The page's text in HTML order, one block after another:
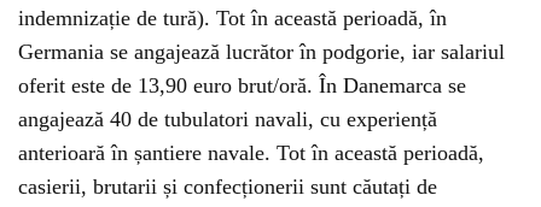
indemnizație de tură). Tot în această perioadă, în
Germania se angajează lucrător în podgorie, iar salariul
oferit este de 13,90 euro brut/oră. În Danemarca se
angajează 40 de tubulatori navali, cu experiență
anterioară în șantiere navale. Tot în această perioadă,
casierii, brutarii și confecționerii sunt căutați de